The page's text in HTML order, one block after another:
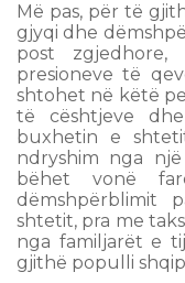
Më pas, për të
gjyqi dhe
post
presioneve të
shtohet në këtë
të cështjeve
buxhetin e
ndryshim nga
bëhet vonë
dëmshpërblimit
shtetit, pra me
nga familjarët e
gjithë populli